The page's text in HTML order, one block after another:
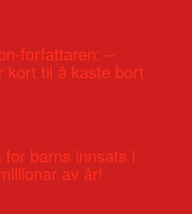
forfattaren: –
kort til å kaste bort
barns innsats i
av år!